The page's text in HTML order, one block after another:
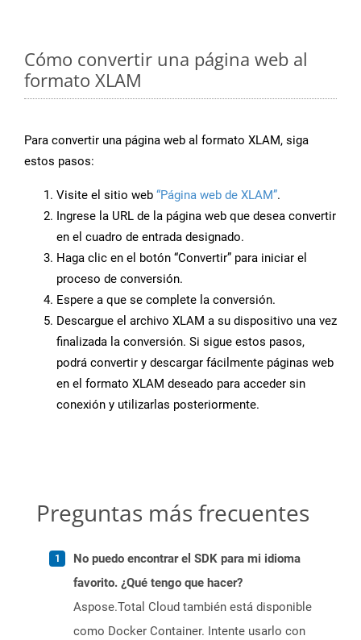
Cómo convertir una página web al
formato XLAM
Para convertir una página web al formato XLAM, siga
estos pasos:
Visite el sitio web “Página web de XLAM”.
Ingrese la URL de la página web que desea convertir
en el cuadro de entrada designado.
Haga clic en el botón “Convertir” para iniciar el
proceso de conversión.
Espere a que se complete la conversión.
Descargue el archivo XLAM a su dispositivo una vez
finalizada la conversión. Si sigue estos pasos,
podrá convertir y descargar fácilmente páginas web
en el formato XLAM deseado para acceder sin
conexión y utilizarlas posteriormente.
Preguntas más frecuentes
No puedo encontrar el SDK para mi idioma
favorito. ¿Qué tengo que hacer?
Aspose.Total Cloud también está disponible
como Docker Container. Intente usarlo con